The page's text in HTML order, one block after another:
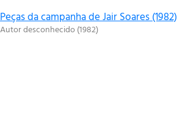
Peças da campanha de Jair Soares (1982)
Autor desconhecido(1982)